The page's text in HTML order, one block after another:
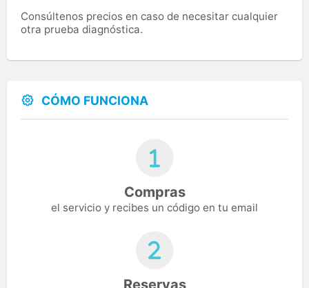
Consúltenos precios en caso de necesitar cualquier
otra prueba diagnóstica.
CÓMO FUNCIONA
Compras
el servicio y recibes un código en tu email
Reservas